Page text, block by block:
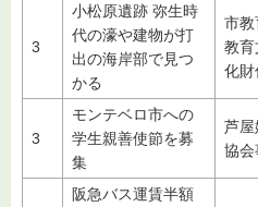
3
小松原遺跡 弥生時
代の濠や建物が打
出の海岸部で見つ
かる
市教
教育
化財
3
モンテベロ市への
学生親善使節を募
集
芦屋
協会
阪急バス運賃半額